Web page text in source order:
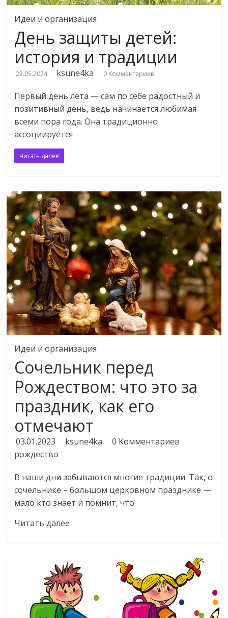
Идеи и организация
День защиты детей:
история и традиции
22.05.2024 ksune4ka 0 Комментариев
Первый день лета — сам по себе радостный и
позитивный день, ведь начинается любимая
всеми пора года. Она традиционно
ассоциируется
Читать далее
Идеи и организация
Сочельник перед
Рождеством: что это за
праздник, как его
отмечают
03.01.2023 ksune4ka
0 Комментариев
рождество
В наши дни забываются многие традиции. Так, о
сочельнике – большом церковном празднике —
мало кто знает и помнит, что
Читать далее